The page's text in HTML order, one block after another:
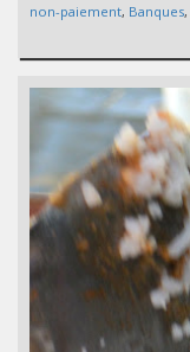
non-paiement, Banques,